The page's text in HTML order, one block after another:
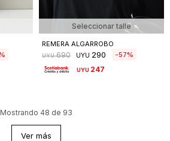
Seleccionar talle
REMERA ALGARROBO
UYU 690 UYU 290 57
UYU 247
Mostrando 48 de 93
Ver más